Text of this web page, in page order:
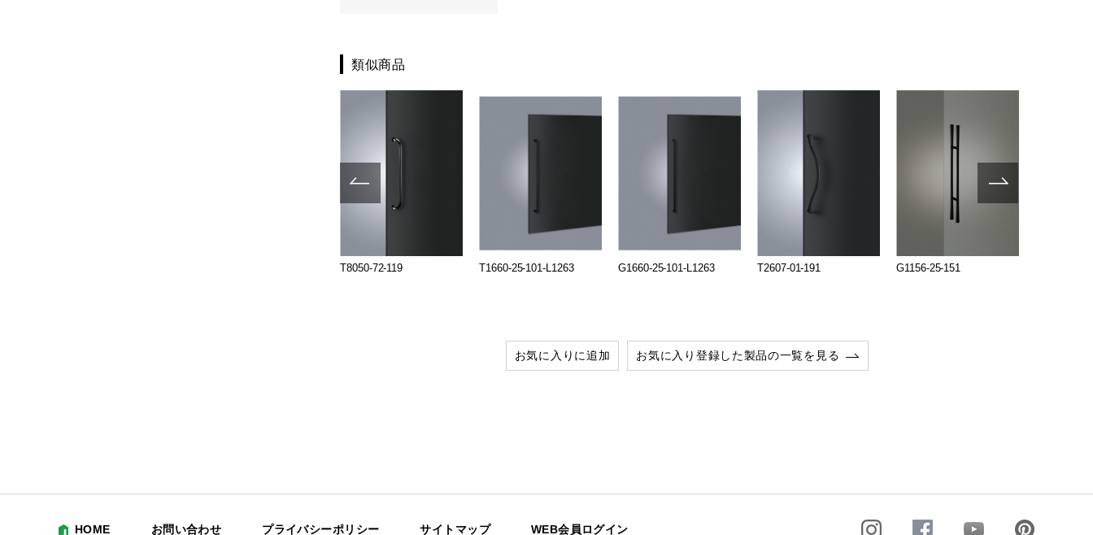
類似商品
T8050-72-119 T1660-25-101-L1263 G1660-25-101-L1263 T2607-01-191 G1156-25-151
お気に入りに追加 お気に入り登録した製品の一覧を見る
HOME お問い合わせ プライバシーポリシー サイトマップ WEB会員ログイン